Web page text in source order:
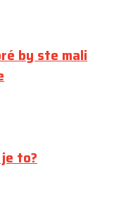
by ste mali
je to?